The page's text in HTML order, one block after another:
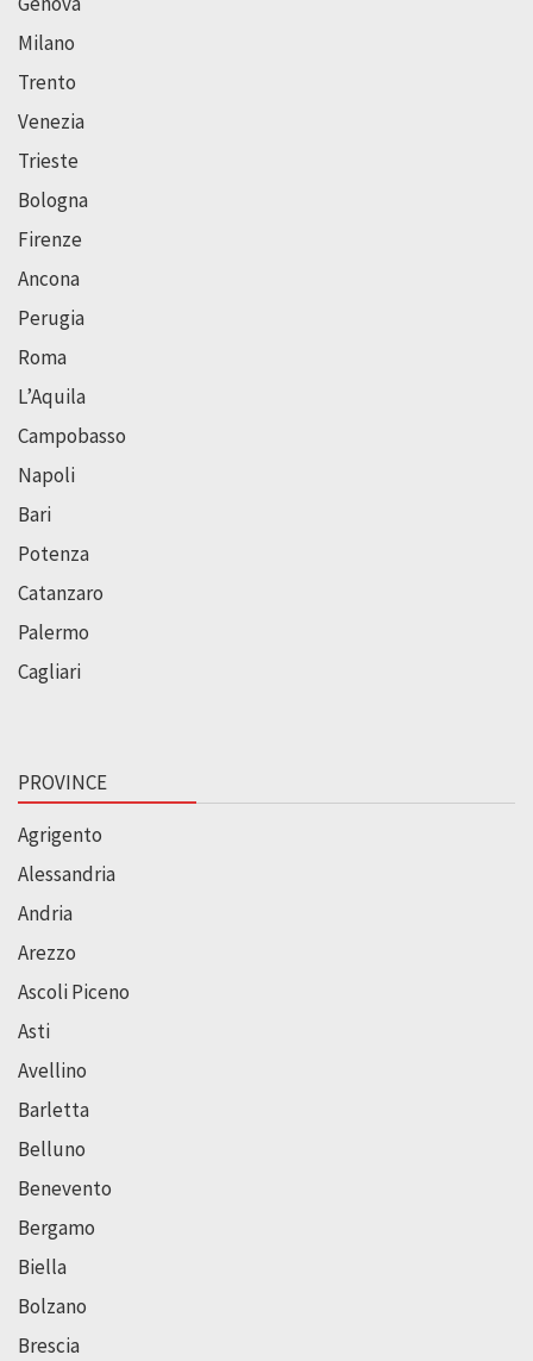
Milano
Trento
Venezia
Trieste
Bologna
Firenze
Ancona
Perugia
Roma
L’Aquila
Campobasso
Napoli
Bari
Potenza
Catanzaro
Palermo
Cagliari
PROVINCE
Agrigento
Alessandria
Andria
Arezzo
Ascoli Piceno
Asti
Avellino
Barletta
Belluno
Benevento
Bergamo
Biella
Bolzano
Brescia